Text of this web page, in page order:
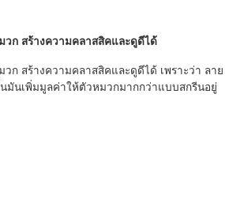
ก สร้างความคลาสสิคและดูดีได้
ก สร้างความคลาสสิคและดูดีได้ เพราะว่า ลาย
มันเพิ่มมูลค่าให้ตัวหมวกมากกว่าแบบสกรีนอยู่ CONTACT US